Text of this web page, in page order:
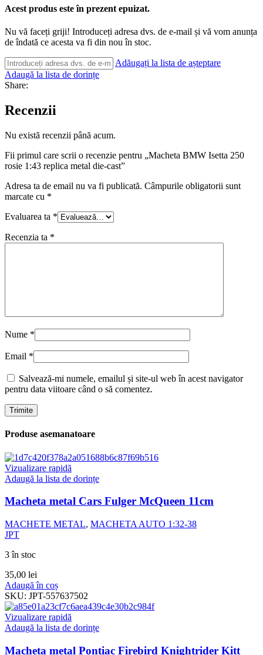
Acest produs este în prezent epuizat.
Nu vă faceți griji! Introduceți adresa dvs. de e-mail și vă vom anunța
de îndată ce acesta va fi din nou în stoc.
Adăugați la lista de așteptare
Adaugă la lista de dorințe
Share:
Recenzii
Nu există recenzii până acum.
Fii primul care scrii o recenzie pentru „Macheta BMW Isetta 250
rosie 1:43 replica metal die-cast”
Adresa ta de email nu va fi publicată. Câmpurile obligatorii sunt
marcate cu *
Evaluarea ta *
Recenzia ta *
Nume *
Email *
Salvează-mi numele, emailul și site-ul web în acest navigator
pentru data viitoare când o să comentez.
Produse asemanatoare
Vizualizare rapidă
Adaugă la lista de dorințe
Macheta metal Cars Fulger McQueen 11cm
MACHETE METAL, MACHETA AUTO 1:32-38
JPT
3 în stoc
35,00 lei
Adaugă în coș
SKU: JPT-557637502
Vizualizare rapidă
Adaugă la lista de dorințe
Macheta metal Pontiac Firebird Knightrider Kitt